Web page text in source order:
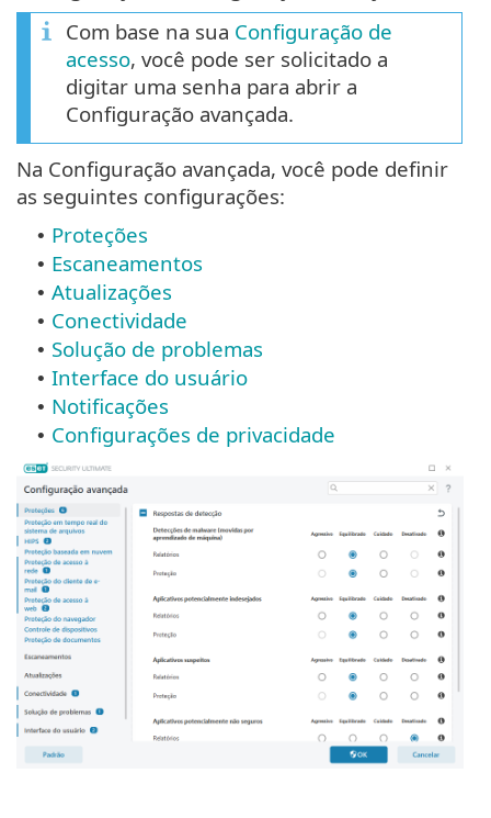
Com base na sua Configuração de
acesso, você pode ser solicitado a
digitar uma senha para abrir a
Configuração avançada.
Na Configuração avançada, você pode definir
as seguintes configurações:
• Proteções
• Escaneamentos
• Atualizações
• Conectividade
• Solução de problemas
• Interface do usuário
• Notificações
• Configurações de privacidade